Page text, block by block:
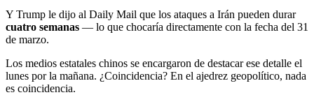
Y Trump le dijo al Daily Mail que los ataques a Irán pueden durar
cuatro semanas — lo que chocaría directamente con la fecha del 31
de marzo.
Los medios estatales chinos se encargaron de destacar ese detalle el
lunes por la mañana. ¿Coincidencia? En el ajedrez geopolítico, nada
es coincidencia.